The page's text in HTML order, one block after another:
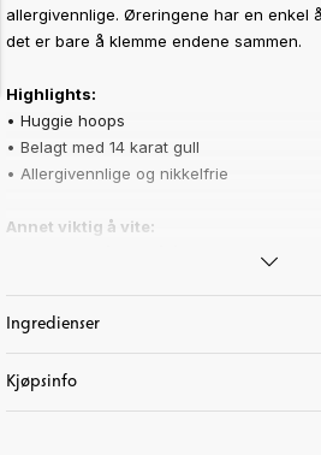
allergivennlige. Øreringene har en enkel
det er bare å klemme endene sammen.
Highlights:
• Huggie hoops
• Belagt med 14 karat gull
• Allergivennlige og nikkelfrie
Annet viktig å vite:
Vi anbefaler å unngå å dusje med
returneres.
Art. nr:65-280
Ingredienser
Kjøpsinfo